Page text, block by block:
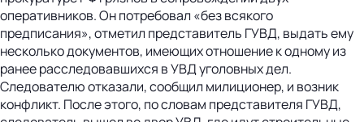
оперативников. Он потребовал «без всякого
предписания», отметил представитель ГУВД, выдать ему
несколько документов, имеющих отношение к одному из
ранее расследовавшихся в УВД уголовных дел.
Следователю отказали, сообщил милиционер, и возник
конфликт. После этого, по словам представителя ГУВД,